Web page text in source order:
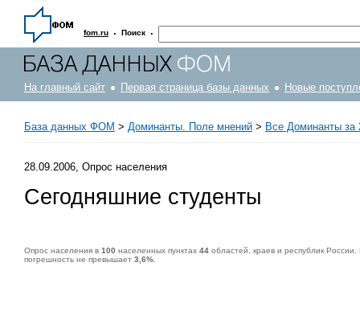
fom.ru · Поиск ·
На главный сайт Первая страница базы данных Новые
База данных ФОМ > Доминанты. Поле мнений > Все Доминанты за
28.09.2006, Опрос населения
Сегодняшние студенты
Опрос населения в 100 населенных пунктах 44 областей, краев и республик
погрешность не превышает 3,6%